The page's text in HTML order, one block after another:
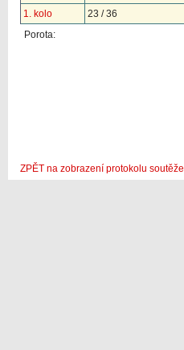
1. kolo
23 / 36
Porota:
ZPĚT na zobrazení protokolu soutěže